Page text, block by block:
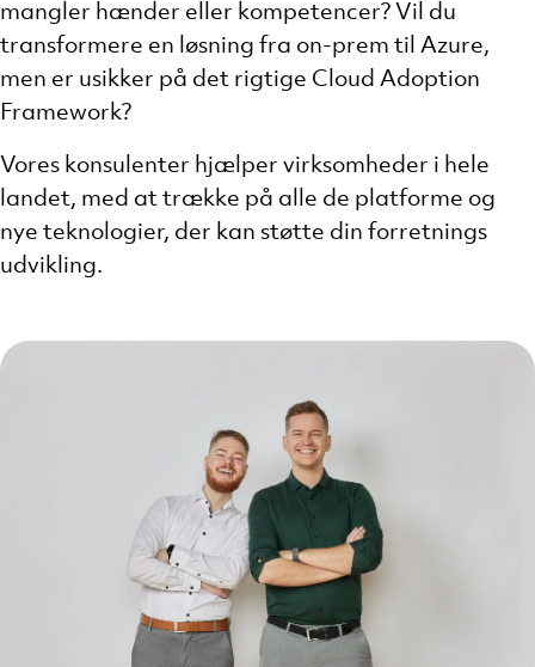
mangler hænder eller kompetencer? Vil du
transformere en løsning fra on-prem til Azure,
men er usikker på det rigtige Cloud Adoption
Framework?
Vores konsulenter hjælper virksomheder i hele
landet, med at trække på alle de platforme og
nye teknologier, der kan støtte din forretnings
udvikling.